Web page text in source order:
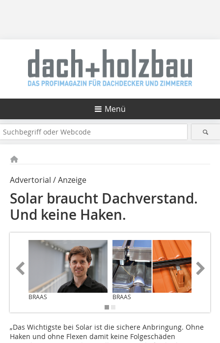
Menü
Advertorial / Anzeige
Solar braucht Dachverstand.
Und keine Haken.
BRAAS BRAAS
„Das Wichtigste bei Solar ist die sichere Anbringung. Ohne
Haken und ohne Flexen damit keine Folgeschäden